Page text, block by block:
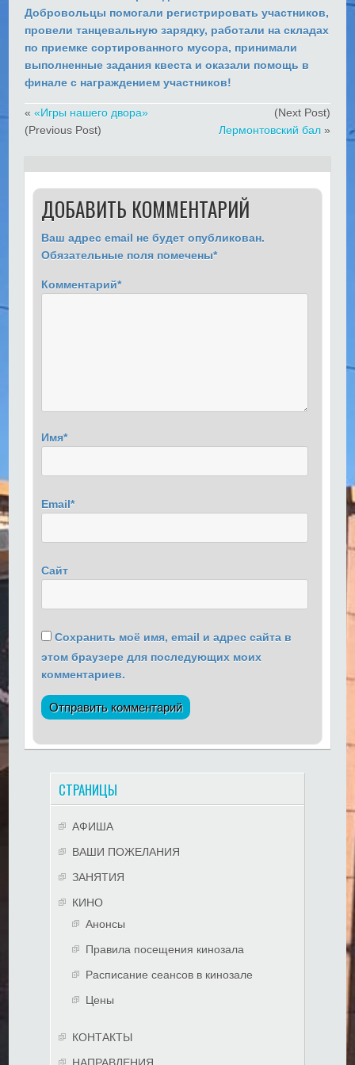
Добровольцы помогали регистрировать участников,
провели танцевальную зарядку, работали на складах
по приемке сортированного мусора, принимали
выполненные задания квеста и оказали помощь в
финале с награждением участников!
««Игры нашего двора»
(Previous Post)
(Next Post)
Лермонтовский бал»
ДОБАВИТЬ КОММЕНТАРИЙ
Ваш адрес email не будет опубликован.
Обязательные поля помечены*
Комментарий*
Имя*
Email*
Сайт
Сохранить моё имя, email и адрес сайта в
этом браузере для последующих моих
комментариев.
СТРАНИЦЫ
АФИША
ВАШИ ПОЖЕЛАНИЯ
ЗАНЯТИЯ
КИНО
Анонсы
Правила посещения кинозала
Расписание сеансов в кинозале
Цены
КОНТАКТЫ